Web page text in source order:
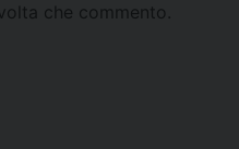
che commento.